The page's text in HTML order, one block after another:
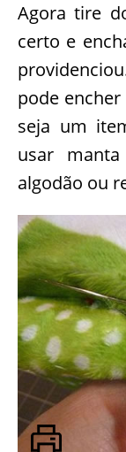
Agora tire
certo e
pode
seja um
usar
algodão ou